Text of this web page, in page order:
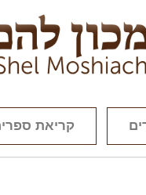
קריאת